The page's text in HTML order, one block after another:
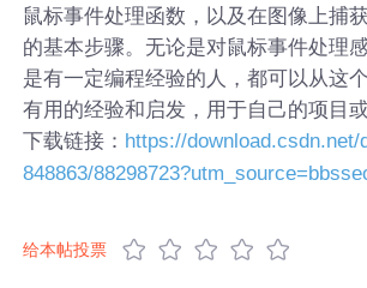
鼠标事件处理函数，以及在图像上捕
的基本步骤。无论是对鼠标事件处理
是有一定编程经验的人，都可以从这
有用的经验和启发，用于自己的项目
下载链接： https://download.csdn.net/
848863/
给本帖投票